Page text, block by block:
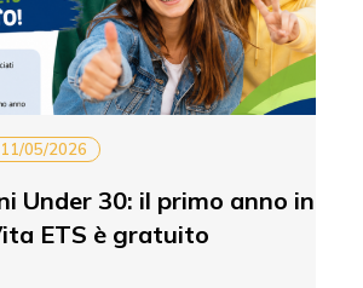
11/05/2026
Under 30: il primo anno in
ETS è gratuito